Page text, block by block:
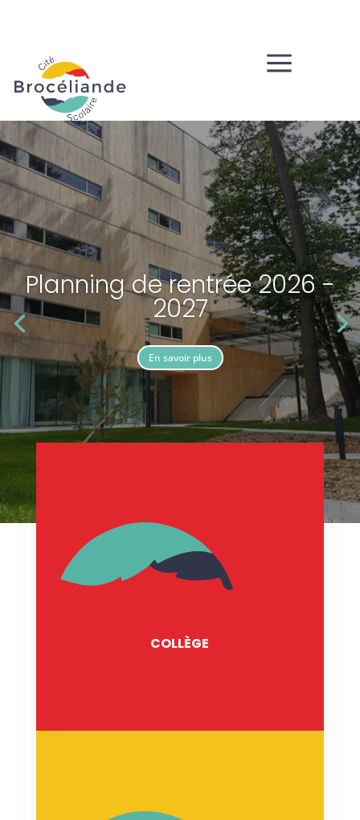
a
Planning de rentrée 2026 -
2027
En savoir plus
COLLÈGE